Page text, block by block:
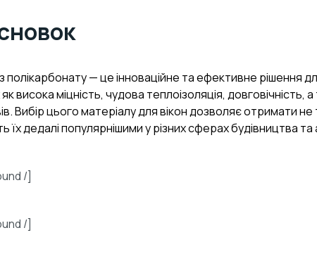
полікарбонату — це інноваційне та ефективне рішення
висока міцність, чудова теплоізоляція, довговічність,
Вибір цього матеріалу для вікон дозволяє отримати
їх дедалі популярнішими у різних сферах будівництва та
/]
/]